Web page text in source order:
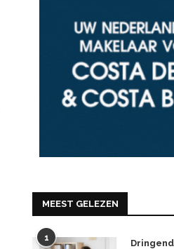
MEEST GELEZEN
1